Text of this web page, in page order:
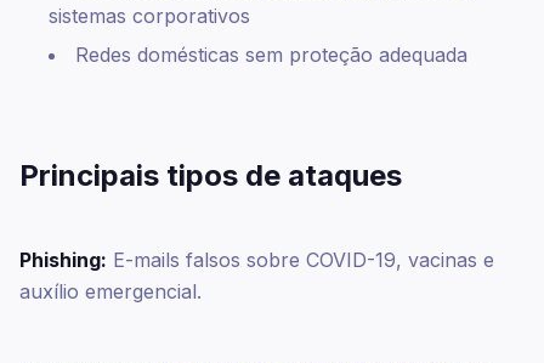
sistemas corporativos
Redes domésticas sem proteção adequada
Principais tipos de ataques
Phishing: E-mails falsos sobre COVID-19, vacinas e
auxílio emergencial.